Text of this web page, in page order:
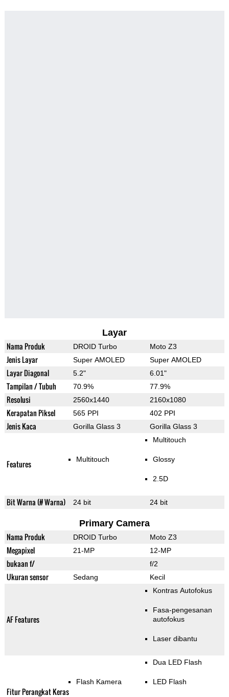
Layar
Nama Produk DROID Turbo Moto Z3
Jenis Layar Super AMOLED Super AMOLED
Layar Diagonal 5.2" 6.01"
Tampilan / Tubuh 70.9% 77.9%
Resolusi 2560x1440 2160x1080
Kerapatan Piksel 565 PPI 402 PPI
Jenis Kaca Gorilla Glass 3 Gorilla Glass 3
Features Multitouch
Multitouch
Glossy
2.5D
Bit Warna (# Warna) 24 bit 24 bit
Primary Camera
Nama Produk DROID Turbo Moto Z3
Megapixel 21-MP 12-MP
bukaan f/ f/2
Ukuran sensor Sedang Kecil
AF Features
Kontras Autofokus
Fasa-pengesanan
autofokus
Laser dibantu
Fitur Perangkat Keras
Flash Kamera
Dua LED Flash
LED Flash